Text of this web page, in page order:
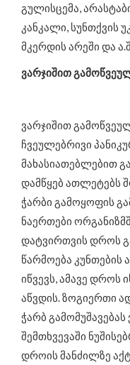
გულისცემა,
კანკალი, სუნთქვის
მკერდის არეში და
ვარჯიშით
ვარჯიშით
ჩვეულებრივი
მახასიათებლებით
დამწყებ ათლეტებს
ჭარბი გამოყოფის
ნაერთები
დატვირთვის დროს
წარმოება კუნთების
იწვევს, ამავე დროს
აწვდის. ზოგიერთი
ჭარბ
შემთხვევაში
დროის მანძილზე